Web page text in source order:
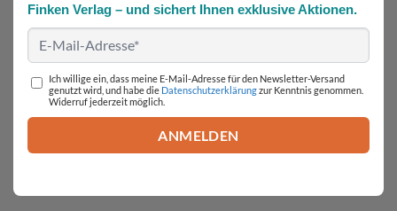
Finken Verlag – und sichert Ihnen exklusive Aktionen.
Ich willige ein, dass meine E-Mail-Adresse für den Newsletter-Versand
genutzt wird, und habe die Datenschutzerklärungzur Kenntnis genommen.
Widerruf jederzeit möglich.